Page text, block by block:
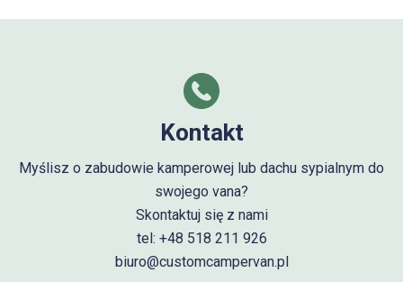
Kontakt
Myślisz o zabudowie kamperowej lub dachu sypialnym do
swojego vana?
Skontaktuj się z nami
tel: +48 518 211 926
biuro@customcampervan.pl